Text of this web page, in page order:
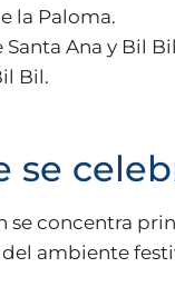
la Paloma.
Santa Ana y Bil
Bil.
se
se concentra
ambiente